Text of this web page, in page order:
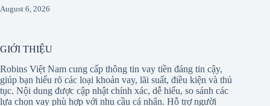
August 6, 2026
GIỚI THIỆU
Robins Việt Nam cung cấp thông tin vay tiền đáng tin cậy,
giúp bạn hiểu rõ các loại khoản vay, lãi suất, điều kiện và thủ
tục. Nội dung được cập nhật chính xác, dễ hiểu, so sánh các
lựa chọn vay phù hợp với nhu cầu cá nhân. Hỗ trợ người